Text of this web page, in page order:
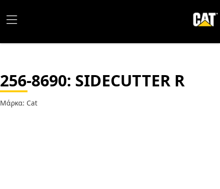
256-8690: SIDECUTTER R
Μάρκα: Cat